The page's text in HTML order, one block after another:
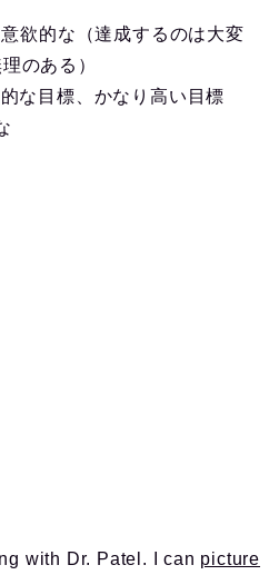
欲的な（達成するのは大変
のある）
な目標、かなり高い目標
with Dr. Patel. I can picture